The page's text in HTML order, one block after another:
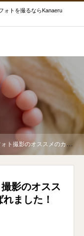
ォトを撮るならKanaeru
メのカメラマン2021に選ばれました！
影のオスス
ました！